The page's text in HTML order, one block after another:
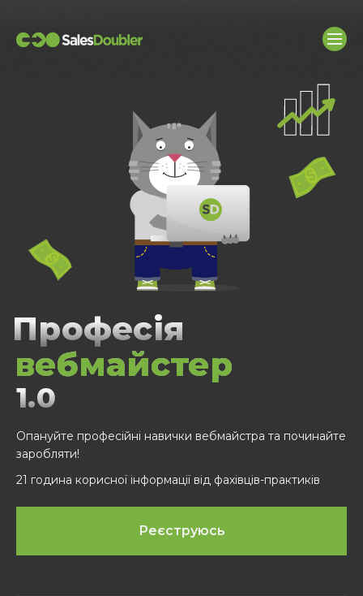
Професiя
вебмайстер
1.0
Опануйте професійні навички вебмайстра та починайте
заробляти!
21 година корисної інформації від фахівців-практиків
Реєструюсь